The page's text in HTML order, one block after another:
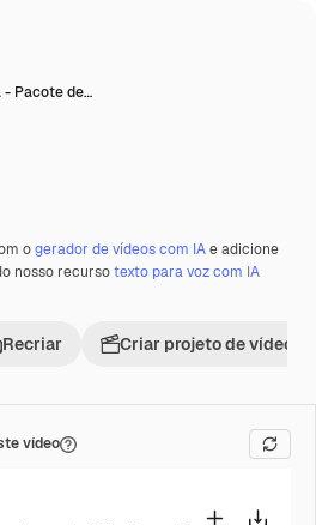
- Pacote de…
ogerador de vídeos com IAe adicione
nosso recursotexto para voz com IA
Recriar Criar projeto de vídeo
vídeo